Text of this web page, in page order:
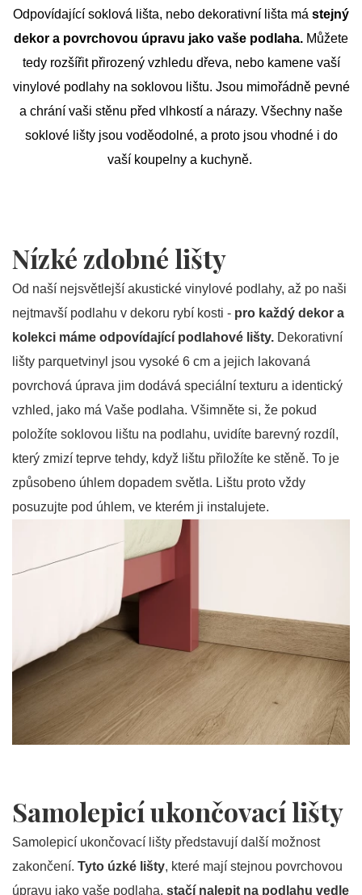
Odpovídající soklová lišta, nebo dekorativní lišta má stejný
dekor a povrchovou úpravu jako vaše podlaha. Můžete
tedy rozšířit přirozený vzhledu dřeva, nebo kamene vaší
vinylové podlahy na soklovou lištu. Jsou mimořádně pevné
a chrání vaši stěnu před vlhkostí a nárazy. Všechny naše
soklové lišty jsou voděodolné, a proto jsou vhodné i do
vaší koupelny a kuchyně.
Nízké zdobné lišty
Od naší nejsvětlejší akustické vinylové podlahy, až po naši
nejtmavší podlahu v dekoru rybí kosti - pro každý dekor a
kolekci máme odpovídající podlahové lišty. Dekorativní
lišty parquetvinyl jsou vysoké 6 cm a jejich lakovaná
povrchová úprava jim dodává speciální texturu a identický
vzhled, jako má Vaše podlaha. Všimněte si, že pokud
položíte soklovou lištu na podlahu, uvidíte barevný rozdíl,
který zmizí teprve tehdy, když lištu přiložíte ke stěně. To je
způsobeno úhlem dopadem světla. Lištu proto vždy
posuzujte pod úhlem, ve kterém ji instalujete.
Samolepicí ukončovací lišty
Samolepicí ukončovací lišty představují další možnost
zakončení. Tyto úzké lišty, které mají stejnou povrchovou
úpravu jako vaše podlaha, stačí nalepit na podlahu vedle